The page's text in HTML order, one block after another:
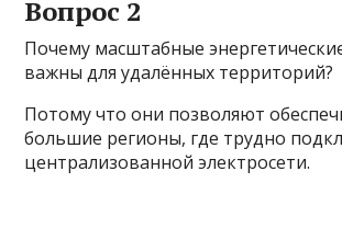
Вопрос 2
Почему масштабные
важны для удалённых территорий?
Потому что они позволяют
большие регионы, где трудно
централизованной электросети.